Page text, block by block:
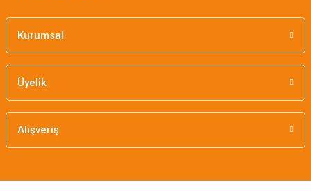
Kurumsal
Üyelik
Alışveriş